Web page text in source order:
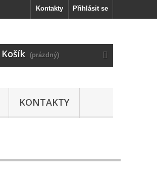
Přihlásit se
Kontakty
Košík (prázdný)
KONTAKTY